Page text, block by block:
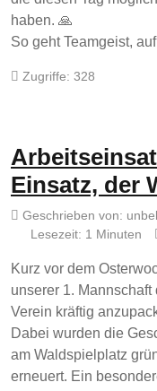
haben. 🙏
So geht Teamgeist,
Zugriffe: 328
Einsatz, der
Geschrieben von:
Lesezeit: 1 Minuten
Kurz vor dem
unserer 1.
Verein kräftig
Dabei wurden die
am Waldspielplatz
erneuert. Ein